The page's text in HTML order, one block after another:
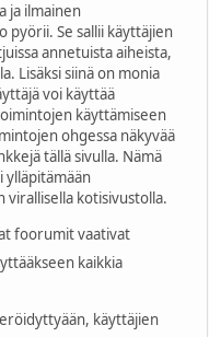
ja ilmainen
pyörii. Se sallii käyttäjien
annetuista aiheista,
Lisäksi siinä on monia
voi käyttää
käyttämiseen
ohgessa näkyvää
tällä sivulla. Nämä
ylläpitämään
virallisella kotisivustolla.
foorumit vaativat
kaikkia
käyttäjien